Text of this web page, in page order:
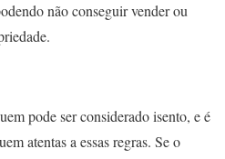
não conseguir vender ou
pode ser considerado isento, e é
atentas a essas regras. Se o